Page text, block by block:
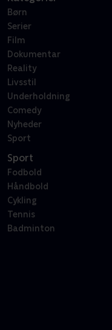
Børn
Serier
Film
Dokumentar
Reality
Livsstil
Underholdning
Comedy
Nyheder
Sport
Sport
Fodbold
Håndbold
Cykling
Tennis
Badminton